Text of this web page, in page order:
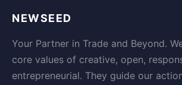
NEWSEED
Your Partner in Trade and Beyond.
core values of creative, open,
entrepreneurial. They guide our